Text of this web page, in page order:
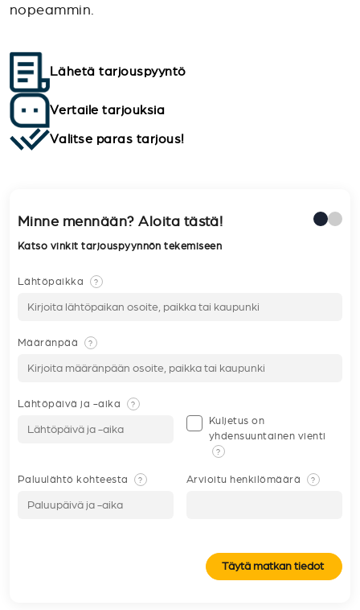
nopeammin.
Lähetä tarjouspyyntö
Vertaile tarjouksia
Valitse paras tarjous!
Minne mennään? Aloita tästä!
Katso vinkit tarjouspyynnön tekemiseen
Lähtöpaikka ?
Määränpää ?
Lähtöpäivä ja -aika ?
Kuljetus on
yhdensuuntainen vienti
?
Paluulähtö kohteesta ? Arvioitu henkilömäärä ?
Täytä matkan tiedot